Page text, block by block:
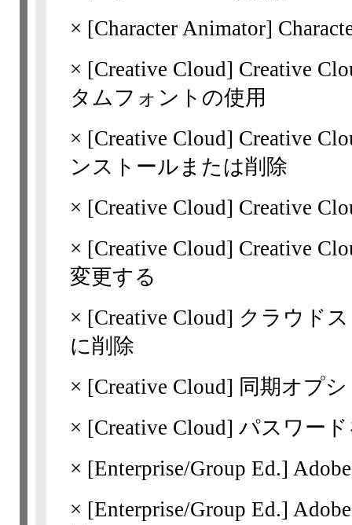
× [Character Animator]
× [Creative Cloud] Creative
タムフォントの使用
× [Creative Cloud] Creative
ンストールまたは削除
× [Creative Cloud] Creative
× [Creative Cloud] Creative
変更する
× [Creative Cloud] クラウド
に削除
× [Creative Cloud] 同期オプ
× [Creative Cloud] パスワー
× [Enterprise/Group Ed.]
× [Enterprise/Group Ed.]